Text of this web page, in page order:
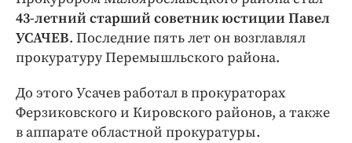
Работодатель года
43-летний старший советник юстиции Павел
УСАЧЕВ. Последние пять лет он возглавлял
прокуратуру Перемышльского района.
До этого Усачев работал в прокураторах
Ферзиковского и Кировского районов, а также
в аппарате областной прокуратуры.